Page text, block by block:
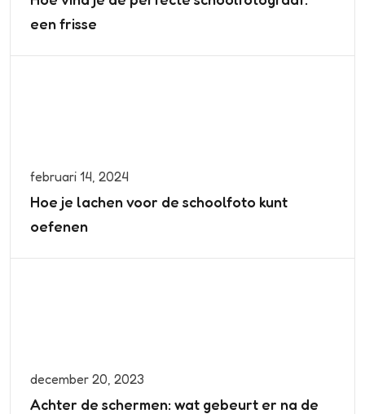
een frisse
februari 14, 2024
Hoe je lachen voor de schoolfoto kunt
oefenen
december 20, 2023
Achter de schermen: wat gebeurt er na de